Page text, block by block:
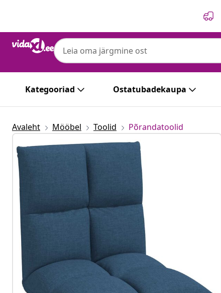
Kategooriad Ostatubadekaupa
Avaleht Mööbel Toolid Põrandatoolid